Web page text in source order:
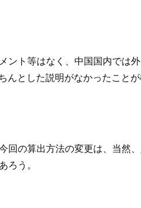
ント等はなく、中国国内では
んとした説明がなかったこと
回の算出方法の変更は、当然
ろう。